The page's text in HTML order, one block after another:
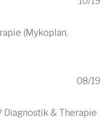
(Mykoplan,
08/19
& Therapie